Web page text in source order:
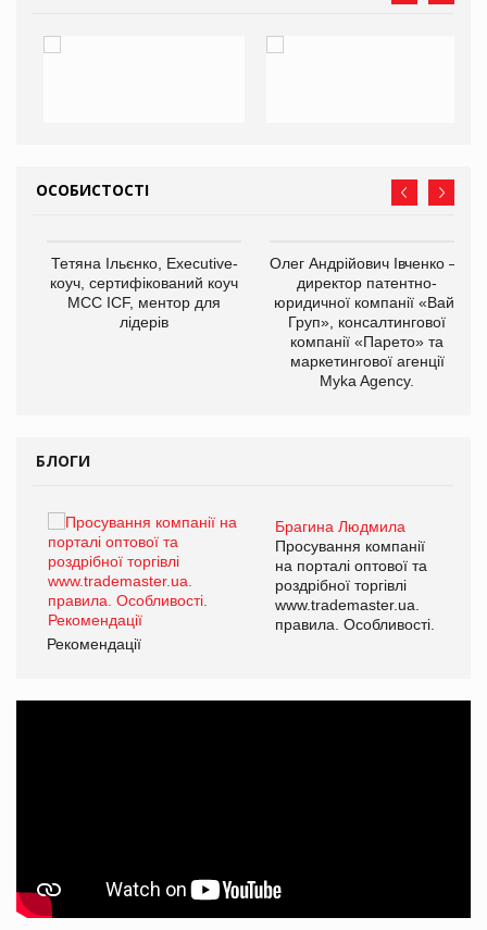
ОСОБИСТОСТІ
Тетяна Ільєнко, Executive-
коуч, сертифікований коуч
МСС ICF, ментор для
лідерів
Олег Андрійович Івченко —
директор патентно-
юридичної компанії «Вайз
Груп», консалтингової
компанії «Парето» та
маркетингової агенції
Myka Agency.
БЛОГИ
Брагина Людмила
Просування компанії
на порталі оптової та
роздрібної торгівлі
www.trademaster.ua.
правила. Особливості.
Рекомендації